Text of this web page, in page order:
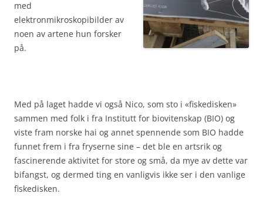
med
elektronmikroskopibilder av
noen av artene hun forsker
på.
Med på laget hadde vi også Nico, som sto i «fiskedisken»
sammen med folk i fra Institutt for biovitenskap (BIO) og
viste fram norske hai og annet spennende som BIO hadde
funnet frem i fra fryserne sine – det ble en artsrik og
fascinerende aktivitet for store og små, da mye av dette var
bifangst, og dermed ting en vanligvis ikke ser i den vanlige
fiskedisken.